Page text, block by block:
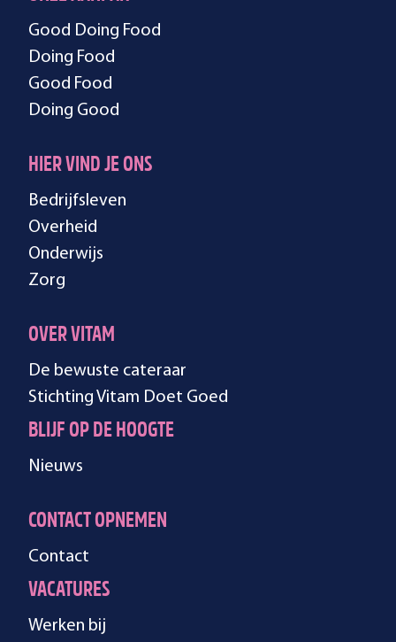
Good Doing Food
Doing Food
Good Food
Doing Good
HIER VIND JE ONS
Bedrijfsleven
Overheid
Onderwijs
Zorg
OVER VITAM
De bewuste cateraar
Stichting Vitam Doet Goed
BLIJF OP DE HOOGTE
Nieuws
CONTACT OPNEMEN
Contact
VACATURES
Werken bij